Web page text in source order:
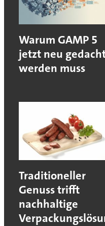
Warum GAMP 5
jetzt neu
werden muss
Traditioneller
Genuss trifft
nachhaltige